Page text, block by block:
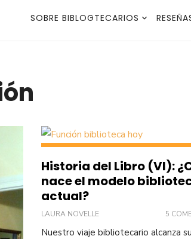
SOBRE BIBLOGTECARIOS
Historia del Libro (VI):
nace el modelo
actual?
LAURA NOVELLE 5
Nuestro viaje bibliotecario alcanza